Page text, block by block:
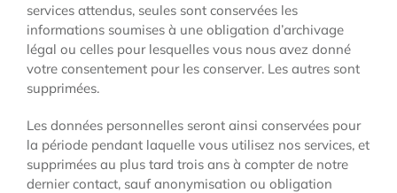
services attendus, seules sont conservées les
informations soumises à une obligation d’archivage
légal ou celles pour lesquelles vous nous avez donné
votre consentement pour les conserver. Les autres sont
supprimées.
Les données personnelles seront ainsi conservées pour
la période pendant laquelle vous utilisez nos services, et
supprimées au plus tard trois ans à compter de notre
dernier contact, sauf anonymisation ou obligation